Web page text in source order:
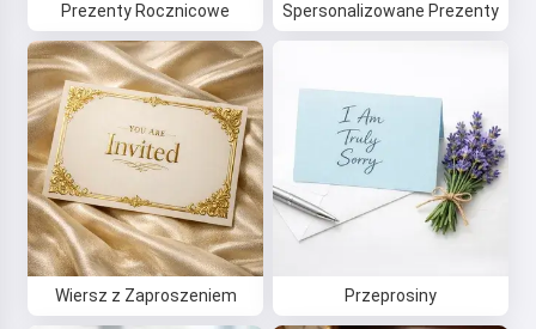
Prezenty Rocznicowe Spersonalizowane Prezenty
Wiersz z Zaproszeniem Przeprosiny